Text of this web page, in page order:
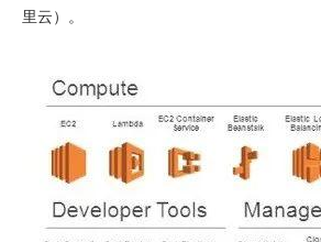
里云）。